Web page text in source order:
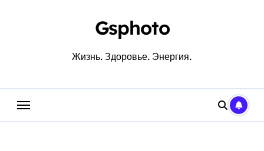
Gsphoto
Жизнь. Здоровье. Энергия.